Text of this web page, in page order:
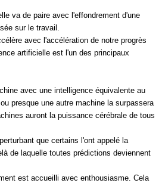
va de paire avec l'effondrement d'une
sur le travail.
avec l'accélération de notre progrès
artificielle est l'un des principaux
avec une intelligence équivalente au
presque une autre machine la surpassera
auront la puissance cérébrale de tous
que certains l'ont appelé la
de laquelle toutes prédictions deviennent
est accueilli avec enthousiasme. Cela